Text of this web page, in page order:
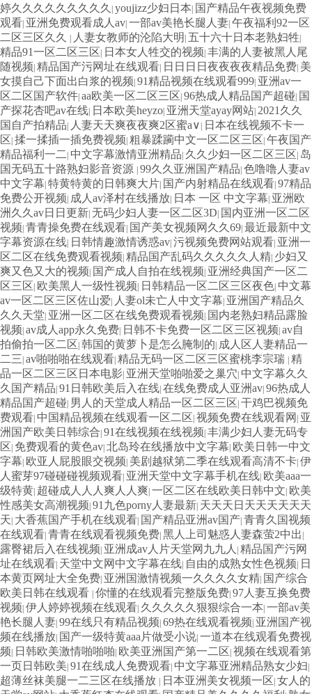
婷久久久久久久久久久 | youjizz少妇日本| 国产精品午夜视频免费
观看| 亚洲免费观看成人av| 一部av美艳长腿人妻| 午夜福利92一区
二区三区久久
| 人妻女教师的沦陷大明 | 五十六十日本老熟妇牲|
精品91一区二区三区| 日本女人牲交的视频| 丰满的人妻被黑人尾
随视频| 精品国产污网址在线观看| 日日日日夜夜夜夜精品免费| 美
女摸自己下面出白浆的视频| 91精品视频在线观看999| 亚洲av一
区二区国产软件| aa欧美一区二区三区| 96热成人精品国产超碰| 国
产探花杏吧av在线| 日本欧美heyzo| 亚洲天堂ayay网站| 2021久久
国自产拍精品| 人妻天天爽夜夜爽2区蜜a∨ | 日本在线视频不卡一
区| 揉一揉插一插免费视频| 粗暴蹂躏中文一区二区三区| 午夜国产
精品福利一二 | 中文字幕激情亚洲精品| 久久少妇一区二区三区| 岛
国无码五十路熟妇影音资源 | 99久久亚洲国产精品| 色噜噜人妻av
中文字幕| 特黄特黄的日韩爽大片| 国产内射精品在线观看| 97精品
免费公开视频| 成人av泽村在线播放| 日本 一区 中文字幕| 亚洲欧
洲久久av日日更新| 无码少妇人妻一区二区3D| 国内亚洲一区二区
视频| 青青操免费在线观看| 国产美女视频网久久69| 最近最新中文
字幕资源在线| 日韩情趣激情诱惑av| 污视频免费网站观看| 亚洲一
区二区在线免费观看视频| 精品国产乱码久久久久久人精| 少妇又
爽又色又大的视频| 国产成人自拍在线视频| 亚洲经典国产一区二
区三区| 欧美黑人一级性视频| 日韩精品一区二区三区夜色| 中文幕
av一区二区三区佐山爱| 人妻ol未亡人中文字幕| 亚洲国产精品久
久久天堂| 亚洲一区二区在线免费观看视频| 国内老熟妇精品露脸
视频| av成人app永久免费| 日韩不卡免费一区二区三区视频| av自
拍偷拍一区二区| 韩国的黄萝卜是怎么腌制的| 成人区人妻精品一
二三| av啪啪啪在线观看| 精品无码一区二区三区蜜桃李宗瑞 | 精
品一区二区三区日本电影| 亚洲天堂啪啪爱之巢穴| 中文字幕久久
久国产精品| 91日韩欧美后入在线| 在线免费成人亚洲av| 96热成人
精品国产超碰| 男人的天堂成人精品一区二区三区| 干鸡巴视频免
费观看| 中国精品视频在线观看一区二区| 视频免费在线观看网 | 亚
洲国产欧美日韩综合| 91在线视频在线视频| 丰满少妇人妻无码专
区| 免费观看的黄色av| 北岛玲在线播放中文字幕| 欧美日韩一中文
字幕| 欧亚人屁股眼交视频| 美剧越狱第二季在线观看高清不卡| 伊
人蜜芽97碰碰碰视频观看| 亚洲天堂中文字幕手机在线| 欧美aaa一
级特黄| 超碰成人人人爽人人爽| 一区二区在线欧美日韩中文| 欧美
性感美女高潮视频| 91九色porny人妻最新| 天天天日天天天天天天
天| 大香蕉国产手机在线观看| 国产精品亚洲av国产| 青青久国视频
在线观看| 青青在线观看视频免费| 黑人上司魅惑人妻森萤2中出 |
露臀裙后入在线视频| 亚洲成av人片天堂网九九人 | 精品国产污网
址在线观看| 天堂中文网中文字幕在线| 自由的成熟女性色视频| 日
本黄页网址大全免费| 亚洲国激情视频一久久久久女精| 国产综合
欧美日韩在线观看 | 你懂的在线观看完整版免费| 97人妻互换免费
视频| 伊人婷婷视频在线观看| 久久久久久狠狠综合一本| 一部av美
艳长腿人妻| 99在线只有精品视频| 69热在线观看视频| 亚洲国产视
频在线播放| 国产一级特黄aaa片做受小说| 一道本在线观看免费视
频| 日韩欧美激情啪啪啪| 欧美亚洲国产第一二区| 视频在线观看第
一页日韩欧美| 91在线成人免费观看| 中文字幕亚洲精品熟女少妇|
超薄丝袜美腿一二三区在线播放 | 日本亚洲美女视频一区| 女人的